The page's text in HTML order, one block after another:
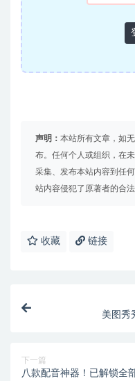
声明： 本站所有文章，如
布。任何个人或组织，在
采集、发布本站内容到任
站内容侵犯了原著者的合
收藏 链接
美图秀
下一篇
八款配音神器！已解锁全